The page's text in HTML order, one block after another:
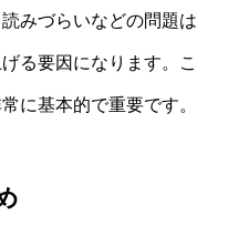
みづらいなどの問題は
る要因になります。こ
に基本的で重要です。